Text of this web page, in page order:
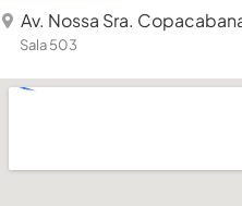
Av. Nossa Sra.
Sala 503